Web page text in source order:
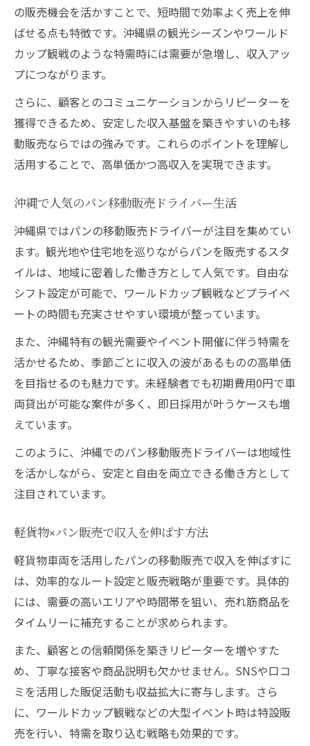
の販売機会を活かすことで、短時間で効率よく売上を伸
ばせる点も特徴です。沖縄県の観光シーズンやワールド
カップ観戦のような特需時には需要が急増し、収入アッ
プにつながります。
さらに、顧客とのコミュニケーションからリピーターを
獲得できるため、安定した収入基盤を築きやすいのも移
動販売ならではの強みです。これらのポイントを理解し
活用することで、高単価かつ高収入を実現できます。
沖縄で人気のパン移動販売ドライバー生活
沖縄県ではパンの移動販売ドライバーが注目を集めてい
ます。観光地や住宅地を巡りながらパンを販売するスタ
イルは、地域に密着した働き方として人気です。自由な
シフト設定が可能で、ワールドカップ観戦などプライベ
ートの時間も充実させやすい環境が整っています。
また、沖縄特有の観光需要やイベント開催に伴う特需を
活かせるため、季節ごとに収入の波があるものの高単価
を目指せるのも魅力です。未経験者でも初期費用0円で車
両貸出が可能な案件が多く、即日採用が叶うケースも増
えています。
このように、沖縄でのパン移動販売ドライバーは地域性
を活かしながら、安定と自由を両立できる働き方として
注目されています。
軽貨物×パン販売で収入を伸ばす方法
軽貨物車両を活用したパンの移動販売で収入を伸ばすに
は、効率的なルート設定と販売戦略が重要です。具体的
には、需要の高いエリアや時間帯を狙い、売れ筋商品を
タイムリーに補充することが求められます。
また、顧客との信頼関係を築きリピーターを増やすた
め、丁寧な接客や商品説明も欠かせません。SNSや口コ
ミを活用した販促活動も収益拡大に寄与します。さら
に、ワールドカップ観戦などの大型イベント時は特設販
売を行い、特需を取り込む戦略も効果的です。